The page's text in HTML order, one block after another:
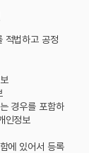
적법하고 공정
경우를 포함하
인정보
에 있어서 등록